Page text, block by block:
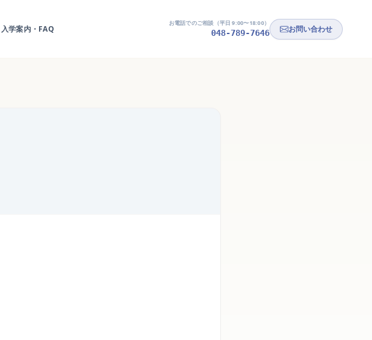
入学案内・FAQ
お電話でのご相談（平日 9:00〜18:00）
048-789-7646 お問い合わせ